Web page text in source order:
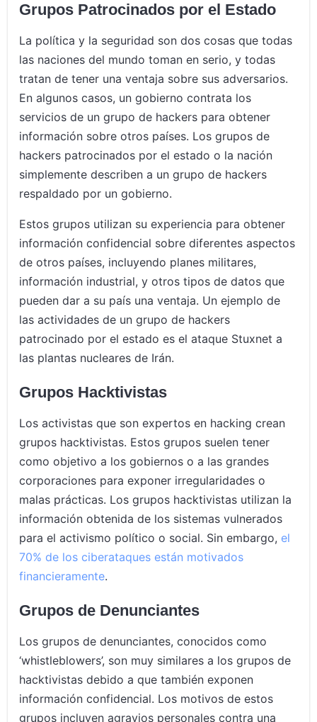
Grupos Patrocinados por el Estado
La política y la seguridad son dos cosas que todas
las naciones del mundo toman en serio, y todas
tratan de tener una ventaja sobre sus adversarios.
En algunos casos, un gobierno contrata los
servicios de un grupo de hackers para obtener
información sobre otros países. Los grupos de
hackers patrocinados por el estado o la nación
simplemente describen a un grupo de hackers
respaldado por un gobierno.
Estos grupos utilizan su experiencia para obtener
información confidencial sobre diferentes aspectos
de otros países, incluyendo planes militares,
información industrial, y otros tipos de datos que
pueden dar a su país una ventaja. Un ejemplo de
las actividades de un grupo de hackers
patrocinado por el estado es el ataque Stuxnet a
las plantas nucleares de Irán.
Grupos Hacktivistas
Los activistas que son expertos en hacking crean
grupos hacktivistas. Estos grupos suelen tener
como objetivo a los gobiernos o a las grandes
corporaciones para exponer irregularidades o
malas prácticas. Los grupos hacktivistas utilizan la
información obtenida de los sistemas vulnerados
para el activismo político o social. Sin embargo, el
70% de los ciberataques están motivados
financieramente.
Grupos de Denunciantes
Los grupos de denunciantes, conocidos como
‘whistleblowers’, son muy similares a los grupos de
hacktivistas debido a que también exponen
información confidencial. Los motivos de estos
grupos incluyen agravios personales contra una